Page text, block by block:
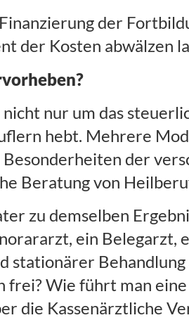
der
der Kosten abwälzen
nur um das
hebt. Mehrere
der
Beratung von
zu demselben
ein Belegarzt,
stationärer
Wie führt man
die Kassenärztliche